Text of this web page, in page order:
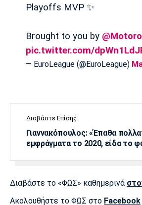
Μπορούσια
Παρί Σεν
Μονακό
Ερυθρός
Playoffs MVP ✨
Brought to you by
pic.twitter.com/
— EuroLeague (@EuroLeague)
Διαβάστε Επίσης
Γιαννακόπουλος: «Έπαθα
εμφράγματα το 2020, είδα το
Διαβάστε το «ΦΩΣ» καθημερινά
Ακολουθήστε το ΦΩΣ στο Facebook